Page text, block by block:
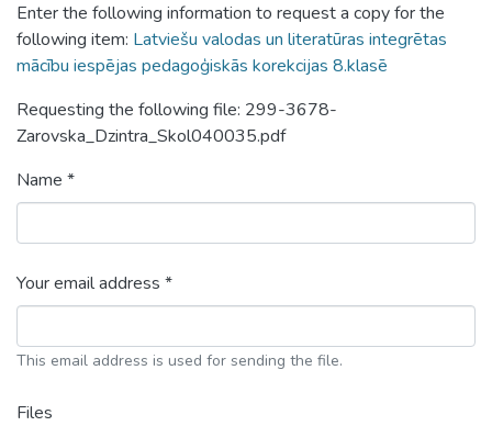
Enter the following information to request a copy for the
following item: Latviešu valodas un literatūras integrētas
mācību iespējas pedagoģiskās korekcijas 8.klasē
Requesting the following file: 299-3678-
Zarovska_Dzintra_Skol040035.pdf
Name *
Your email address *
This email address is used for sending the file.
Files